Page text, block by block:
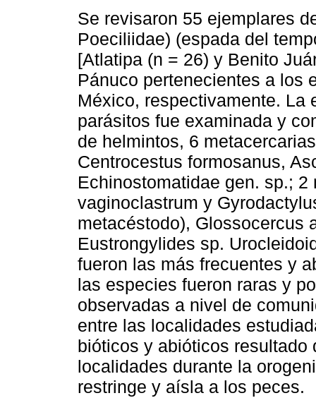
Se revisaron 55 ejemplares
Poeciliidae) (espada del
[Atlatipa (n = 26) y Benito
Pánuco pertenecientes a los
México, respectivamente. La
parásitos fue examinada y
de helmintos, 6
Centrocestus formosanus,
Echinostomatidae gen. sp.;
vaginoclastrum y
metacéstodo), Glossocercus
Eustrongylides sp.
fueron las más frecuentes y
las especies fueron raras y
observadas a nivel de
entre las localidades
bióticos y abióticos
localidades durante la
restringe y aísla a los peces.